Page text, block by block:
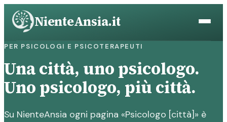
Vai
NienteAnsia.it
PER PSICOLOGI E PSICOTERAPEUTI
Una città, uno psicologo.
Uno psicologo, più città.
Su NienteAnsia ogni pagina «Psicologo [città]» è